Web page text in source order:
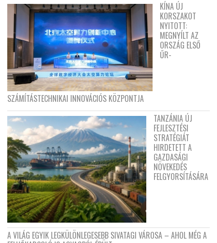
KÍNA ÚJ
KORSZAKOT
NYITOTT:
MEGNYÍLT AZ
ORSZÁG ELSŐ
ŰR-
SZÁMÍTÁSTECHNIKAI INNOVÁCIÓS KÖZPONTJA
TANZÁNIA ÚJ
FEJLESZTÉSI
STRATÉGIÁT
HIRDETETT A
GAZDASÁGI
NÖVEKEDÉS
FELGYORSÍTÁSÁRA
A VILÁG EGYIK LEGKÜLÖNLEGESEBB SIVATAGI VÁROSA – AHOL MÉG A